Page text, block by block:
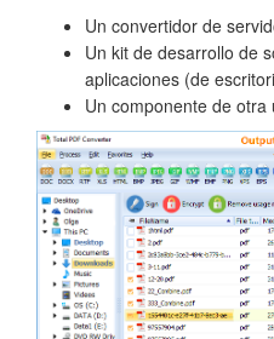
Un convertidor de
Un kit de desarrollo de
aplicaciones (de
Un componente de otra